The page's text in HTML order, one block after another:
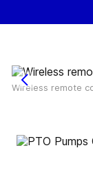
Wireless remote